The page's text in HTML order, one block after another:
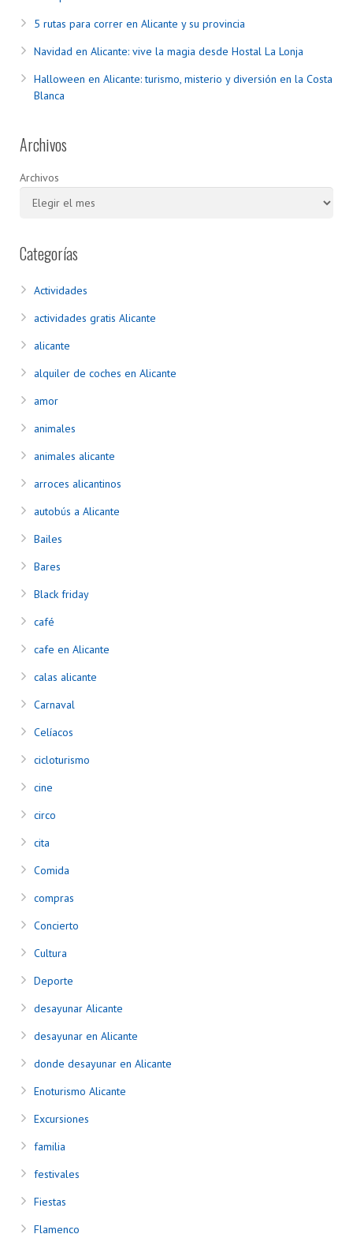
5 rutas para correr en Alicante y su provincia
Navidad en Alicante: vive la magia desde Hostal La Lonja
Halloween en Alicante: turismo, misterio y diversión en la Costa
Blanca
Archivos
Archivos
Categorías
Actividades
actividades gratis Alicante
alicante
alquiler de coches en Alicante
amor
animales
animales alicante
arroces alicantinos
autobús a Alicante
Bailes
Bares
Black friday
café
cafe en Alicante
calas alicante
Carnaval
Celíacos
cicloturismo
cine
circo
cita
Comida
compras
Concierto
Cultura
Deporte
desayunar Alicante
desayunar en Alicante
donde desayunar en Alicante
Enoturismo Alicante
Excursiones
familia
festivales
Fiestas
Flamenco